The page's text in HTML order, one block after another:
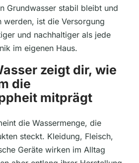
Grundwasser stabil bleibt und
werden, ist die Versorgung
und nachhaltiger als jede
im eigenen Haus.
zeigt dir, wie
die
mitprägt
die Wassermenge, die
steckt. Kleidung, Fleisch,
Geräte wirken im Alltag